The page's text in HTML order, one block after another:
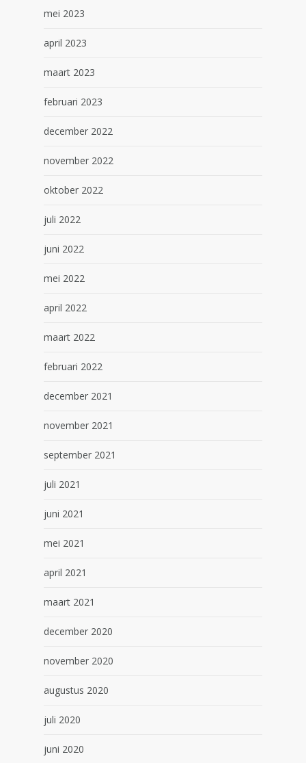
mei 2023
april 2023
maart 2023
februari 2023
december 2022
november 2022
oktober 2022
juli 2022
juni 2022
mei 2022
april 2022
maart 2022
februari 2022
december 2021
november 2021
september 2021
juli 2021
juni 2021
mei 2021
april 2021
maart 2021
december 2020
november 2020
augustus 2020
juli 2020
juni 2020